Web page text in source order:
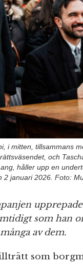
i mitten, tillsammans
och
håller upp en
januari 2026. Foto:
som han
av dem.
som